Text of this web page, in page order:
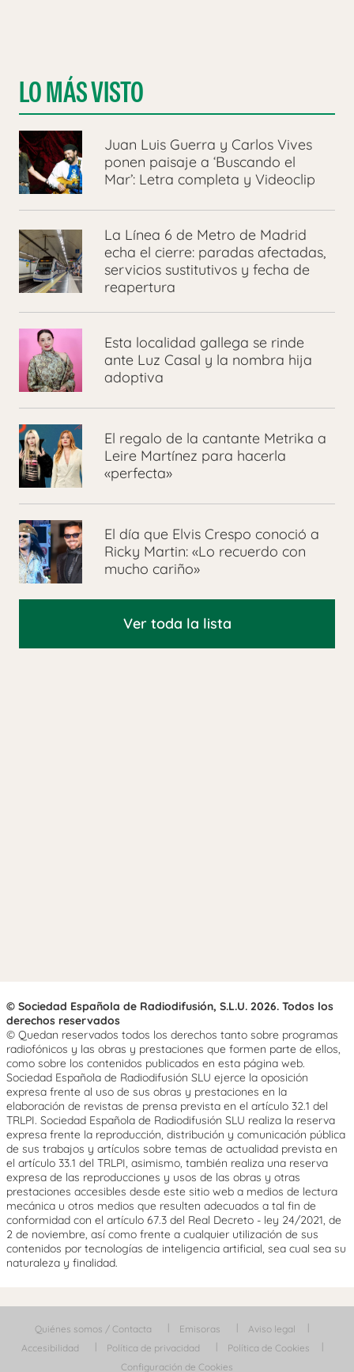
LO MÁS VISTO
Juan Luis Guerra y Carlos Vives
ponen paisaje a ‘Buscando el
Mar’: Letra completa y Videoclip
La Línea 6 de Metro de Madrid
echa el cierre: paradas afectadas,
servicios sustitutivos y fecha de
reapertura
Esta localidad gallega se rinde
ante Luz Casal y la nombra hija
adoptiva
El regalo de la cantante Metrika a
Leire Martínez para hacerla
«perfecta»
El día que Elvis Crespo conoció a
Ricky Martin: «Lo recuerdo con
mucho cariño»
Ver toda la lista
© Sociedad Española de Radiodifusión, S.L.U. 2026. Todos los
derechos reservados
© Quedan reservados todos los derechos tanto sobre programas
radiofónicos y las obras y prestaciones que formen parte de ellos,
como sobre los contenidos publicados en esta página web.
Sociedad Española de Radiodifusión SLU ejerce la oposición
expresa frente al uso de sus obras y prestaciones en la
elaboración de revistas de prensa prevista en el artículo 32.1 del
TRLPI. Sociedad Española de Radiodifusión SLU realiza la reserva
expresa frente la reproducción, distribución y comunicación pública
de sus trabajos y artículos sobre temas de actualidad prevista en
el artículo 33.1 del TRLPI, asimismo, también realiza una reserva
expresa de las reproducciones y usos de las obras y otras
prestaciones accesibles desde este sitio web a medios de lectura
mecánica u otros medios que resulten adecuados a tal fin de
conformidad con el artículo 67.3 del Real Decreto - ley 24/2021, de
2 de noviembre, así como frente a cualquier utilización de sus
contenidos por tecnologías de inteligencia artificial, sea cual sea su
naturaleza y finalidad.
Quiénes somos / Contacta Emisoras
Aviso legal
Accesibilidad
Política de privacidad
Política de Cookies
Configuración de Cookies